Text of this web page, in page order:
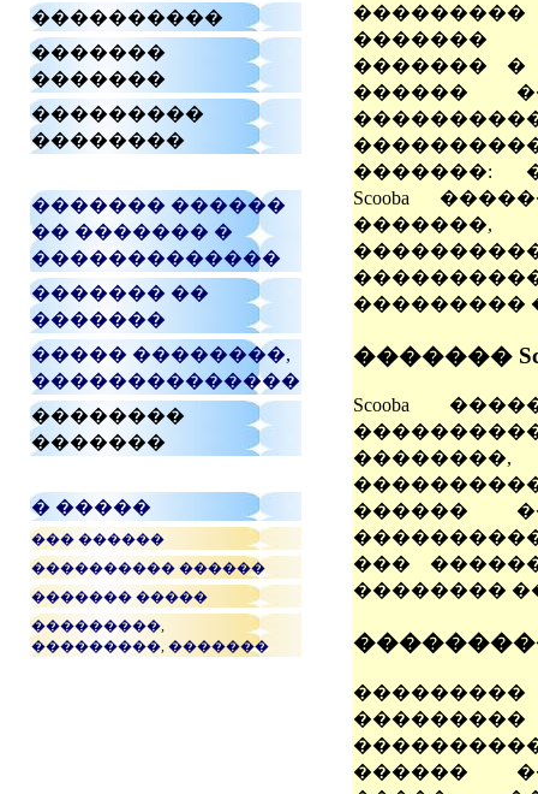
����������
�������
�������
���������
��������
������� ������
�� ������� �
�������������
������� ��
�������
����� ��������,
��������������
��������
�������
� �����
��� ������
���������� ������
������� �����
���������,
���������, �������
�������
������� �
������
�������:
Scooba
���������
�������
Scooba
������
���
��������
���������
���������
������